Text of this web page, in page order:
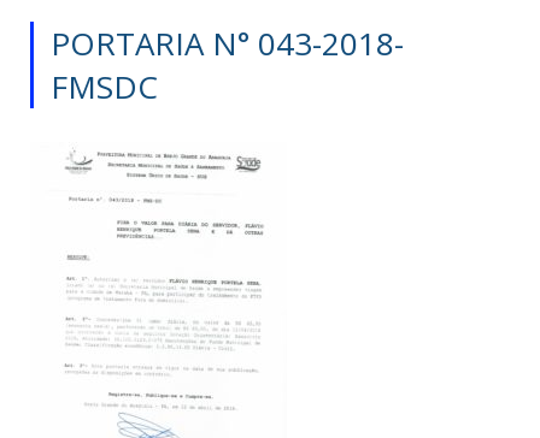
PORTARIA N° 043-2018-
FMSDC